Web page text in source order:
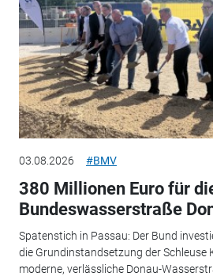
03.08.2026 #BMV
380 Millionen Euro für
Bundeswasserstraße
Spatenstich in Passau: Der Bund
die Grundinstandsetzung der Schleuse
moderne, verlässliche Donau-